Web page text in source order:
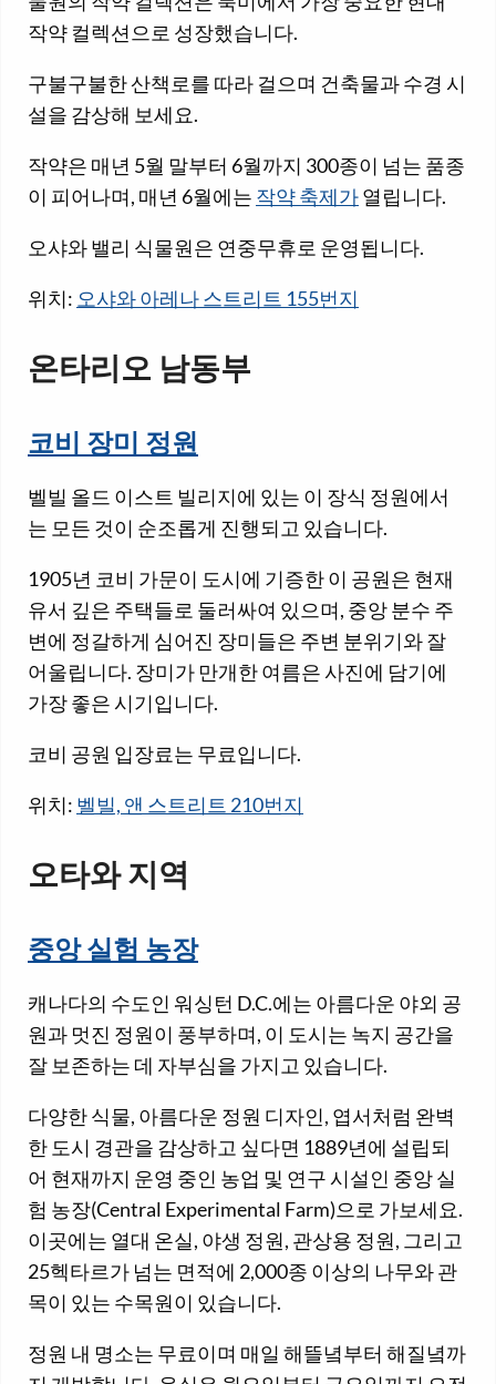
작약 컬렉션으로 성장했습니다.
구불구불한 산책로를 따라 걸으며 건축물과 수경 시
설을 감상해 보세요.
작약은 매년 5월 말부터 6월까지 300종이 넘는 품종
이 피어나며, 매년 6월에는 작약 축제가열립니다.
오샤와 밸리 식물원은 연중무휴로 운영됩니다.
위치: 오샤와 아레나 스트리트 155번지
온타리오 남동부
코비 장미 정원
벨빌 올드 이스트 빌리지에 있는 이 장식 정원에서
는 모든 것이 순조롭게 진행되고 있습니다.
1905년 코비 가문이 도시에 기증한 이 공원은 현재
유서 깊은 주택들로 둘러싸여 있으며, 중앙 분수 주
변에 정갈하게 심어진 장미들은 주변 분위기와 잘
어울립니다. 장미가 만개한 여름은 사진에 담기에
가장 좋은 시기입니다.
코비 공원 입장료는 무료입니다.
위치: 벨빌, 앤 스트리트 210번지
오타와 지역
중앙 실험 농장
캐나다의 수도인 워싱턴 D.C.에는 아름다운 야외 공
원과 멋진 정원이 풍부하며, 이 도시는 녹지 공간을
잘 보존하는 데 자부심을 가지고 있습니다.
다양한 식물, 아름다운 정원 디자인, 엽서처럼 완벽
한 도시 경관을 감상하고 싶다면 1889년에 설립되
어 현재까지 운영 중인 농업 및 연구 시설인 중앙 실
험 농장(Central Experimental Farm)으로 가보세요.
이곳에는 열대 온실, 야생 정원, 관상용 정원, 그리고
25헥타르가 넘는 면적에 2,000종 이상의 나무와 관
목이 있는 수목원이 있습니다.
정원 내 명소는 무료이며 매일 해뜰녘부터 해질녘까